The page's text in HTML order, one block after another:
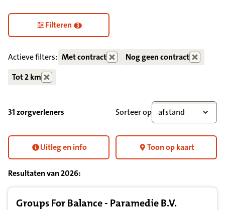
Filteren 3
Actieve filters: Met contract
Nog geen contract
Tot 2 km
31 zorgverleners Sorteer op afstand
Uitleg en info Toon op kaart
Resultaten van2026:
Groups For Balance - Paramedie B.V.